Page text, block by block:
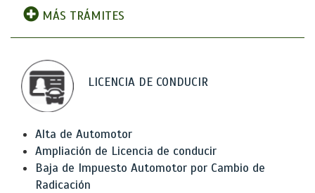
MÁS TRÁMITES
LICENCIA DE CONDUCIR
Alta de Automotor
Ampliación de Licencia de conducir
Baja de Impuesto Automotor por Cambio de
Radicación